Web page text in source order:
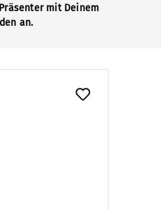
mit Deinem
an.